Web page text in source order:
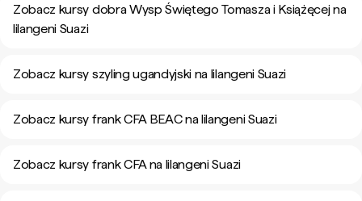
Zobacz kursy dobra Wysp Świętego Tomasza i Książęcej na
lilangeni Suazi
Zobacz kursy szyling ugandyjski na lilangeni Suazi
Zobacz kursy frank CFA BEAC na lilangeni Suazi
Zobacz kursy frank CFA na lilangeni Suazi